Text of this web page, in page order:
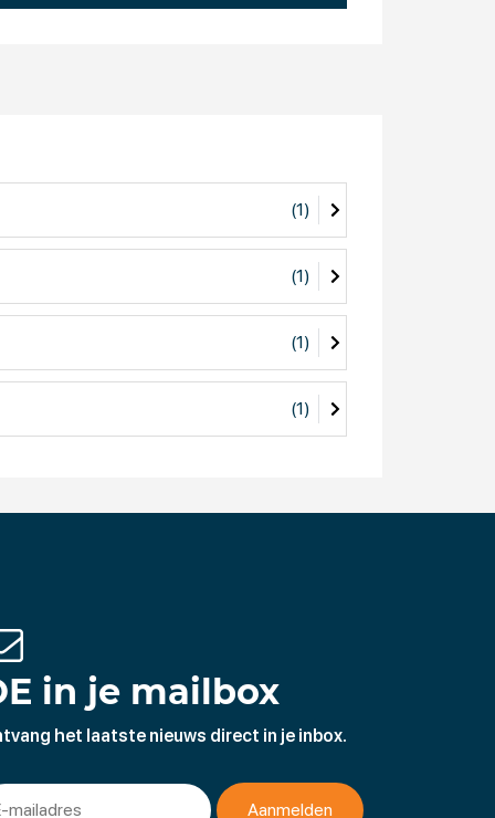
(1)
(1)
(1)
(1)
in je mailbox
het laatste nieuws direct in je inbox.